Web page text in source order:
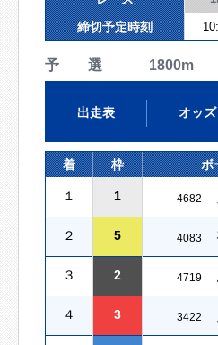
締切予定時刻
予 選 1800m
出走表 オッズ
着 枠 ボ
１ 1 4682
２ 5 4083
３ 2 4719
４ 3 3422